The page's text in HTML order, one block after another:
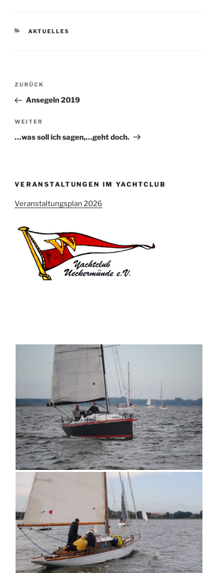
KATEGORIEN
AKTUELLES
Beitragsnavigation
Vorheriger
Beitrag
ZURÜCK
Ansegeln 2019
Nächster
Beitrag
WEITER
…was soll ich sagen,…geht doch.
VERANSTALTUNGEN IM YACHTCLUB
Veranstaltungsplan 2026